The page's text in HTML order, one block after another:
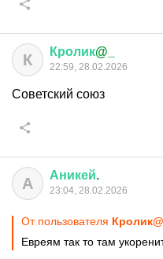
К Кролик@_
22:59, 28.02.2026
Советский союз
А Аникей.
23:04, 28.02.2026
От пользователя Кролик@_
Евреям так то там